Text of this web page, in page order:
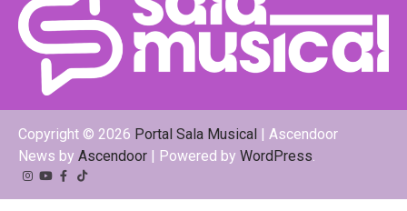
Copyright © 2026 Portal Sala Musical | Ascendoor
News by Ascendoor | Powered by WordPress.
Instagram
YouTube
Facebook
Tiktok